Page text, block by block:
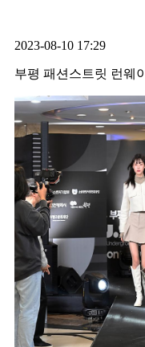
2023-08-10 17:29
부평 패션스트릿 런웨이